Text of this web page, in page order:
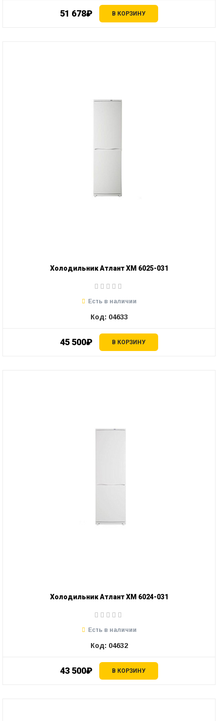
51 678₽ В КОРЗИНУ
Холодильник Атлант ХМ 6025-031
45 500₽ В КОРЗИНУ
Есть в наличии
Код: 04633
Холодильник Атлант ХМ 6024-031
43 500₽ В КОРЗИНУ
Есть в наличии
Код: 04632